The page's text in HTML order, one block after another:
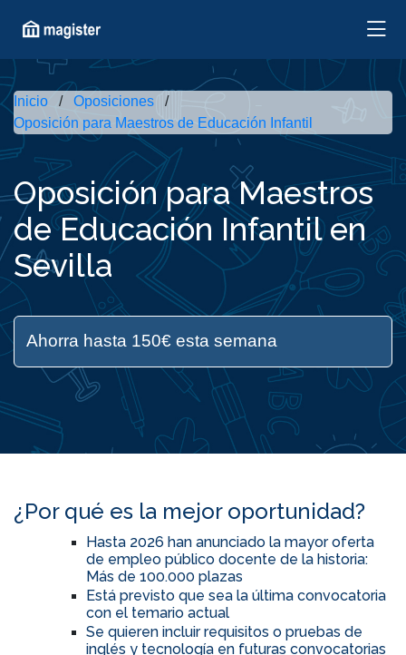
Inicio
Oposiciones
Oposición para Maestros de Educación Infantil
Oposición para Maestros
de Educación Infantil en
Sevilla
Ahorra hasta 150€ esta semana
¿Por qué es la mejor oportunidad?
Hasta 2026 han anunciado la mayor oferta
de empleo público docente de la historia:
Más de 100.000 plazas
Está previsto que sea la última convocatoria
con el temario actual
Se quieren incluir requisitos o pruebas de
inglés y tecnología en futuras convocatorias